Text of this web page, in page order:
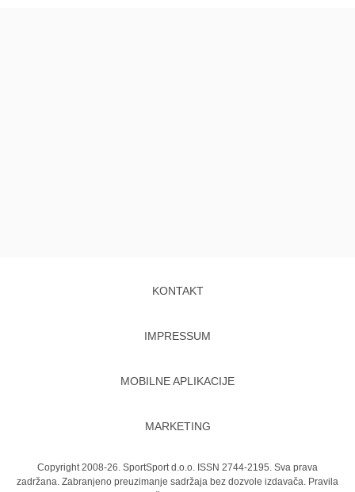
KONTAKT
IMPRESSUM
MOBILNE APLIKACIJE
MARKETING
Copyright 2008-26. SportSport d.o.o. ISSN 2744-2195. Sva prava
zadržana. Zabranjeno preuzimanje sadržaja bez dozvole izdavača. Pravila